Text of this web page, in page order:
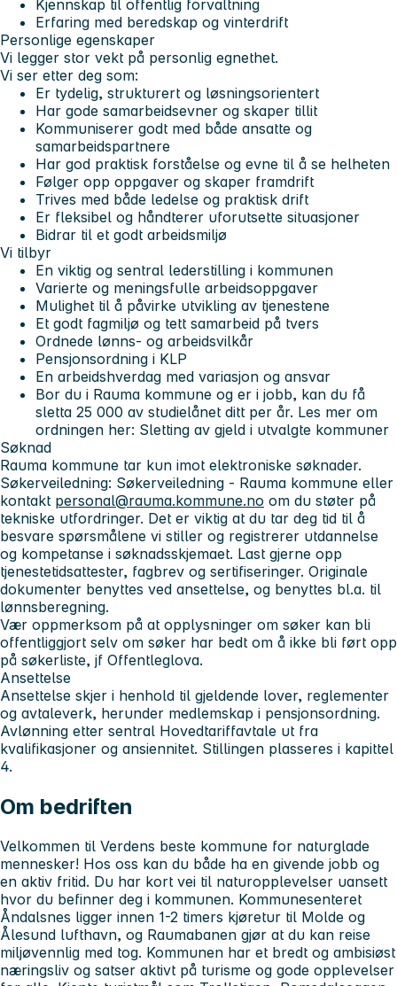
Kjennskap til offentlig forvaltning
Erfaring med beredskap og vinterdrift
Personlige egenskaper
Vi legger stor vekt på personlig egnethet.
Vi ser etter deg som:
Er tydelig, strukturert og løsningsorientert
Har gode samarbeidsevner og skaper tillit
Kommuniserer godt med både ansatte og
samarbeidspartnere
Har god praktisk forståelse og evne til å se helheten
Følger opp oppgaver og skaper framdrift
Trives med både ledelse og praktisk drift
Er fleksibel og håndterer uforutsette situasjoner
Bidrar til et godt arbeidsmiljø
Vi tilbyr
En viktig og sentral lederstilling i kommunen
Varierte og meningsfulle arbeidsoppgaver
Mulighet til å påvirke utvikling av tjenestene
Et godt fagmiljø og tett samarbeid på tvers
Ordnede lønns- og arbeidsvilkår
Pensjonsordning i KLP
En arbeidshverdag med variasjon og ansvar
Bor du i Rauma kommune og er i jobb, kan du få
sletta 25 000 av studielånet ditt per år. Les mer om
ordningen her: Sletting av gjeld i utvalgte kommuner
Søknad
Rauma kommune tar kun imot elektroniske søknader.
Søkerveiledning: Søkerveiledning - Rauma kommune eller
kontakt personal@rauma.kommune.no om du støter på
tekniske utfordringer. Det er viktig at du tar deg tid til å
besvare spørsmålene vi stiller og registrerer utdannelse
og kompetanse i søknadsskjemaet. Last gjerne opp
tjenestetidsattester, fagbrev og sertifiseringer. Originale
dokumenter benyttes ved ansettelse, og benyttes bl.a. til
lønnsberegning.
Vær oppmerksom på at opplysninger om søker kan bli
offentliggjort selv om søker har bedt om å ikke bli ført opp
på søkerliste, jf Offentleglova.
Ansettelse
Ansettelse skjer i henhold til gjeldende lover, reglementer
og avtaleverk, herunder medlemskap i pensjonsordning.
Avlønning etter sentral Hovedtariffavtale ut fra
kvalifikasjoner og ansiennitet. Stillingen plasseres i kapittel
4.
Om bedriften
Velkommen til Verdens beste kommune for naturglade
mennesker! Hos oss kan du både ha en givende jobb og
en aktiv fritid. Du har kort vei til naturopplevelser uansett
hvor du befinner deg i kommunen. Kommunesenteret
Åndalsnes ligger innen 1-2 timers kjøretur til Molde og
Ålesund lufthavn, og Raumabanen gjør at du kan reise
miljøvennlig med tog. Kommunen har et bredt og ambisiøst
næringsliv og satser aktivt på turisme og gode opplevelser